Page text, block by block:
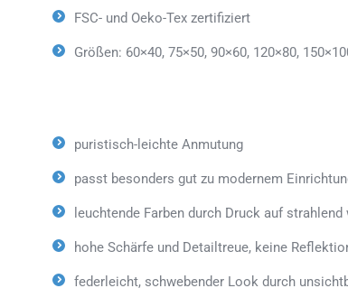
FSC- und Oeko-Tex zertifiziert
Größen: 60×40, 75×50, 90×60, 120×80,
puristisch-leichte Anmutung
passt besonders gut zu modernem
leuchtende Farben durch Druck auf
hohe Schärfe und Detailtreue, keine
federleicht, schwebender Look durch